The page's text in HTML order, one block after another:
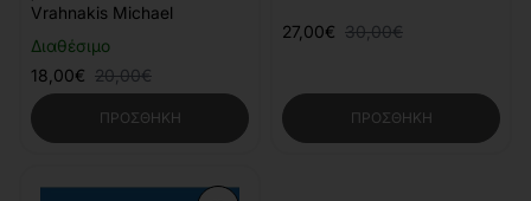
Διαθέσιμο
Vrahnakis Michael
18,00€ 20,00€
ΠΡΟΣΘΉΚΗ
27,00€ 30,00€
ΠΡΟΣΘΉΚΗ